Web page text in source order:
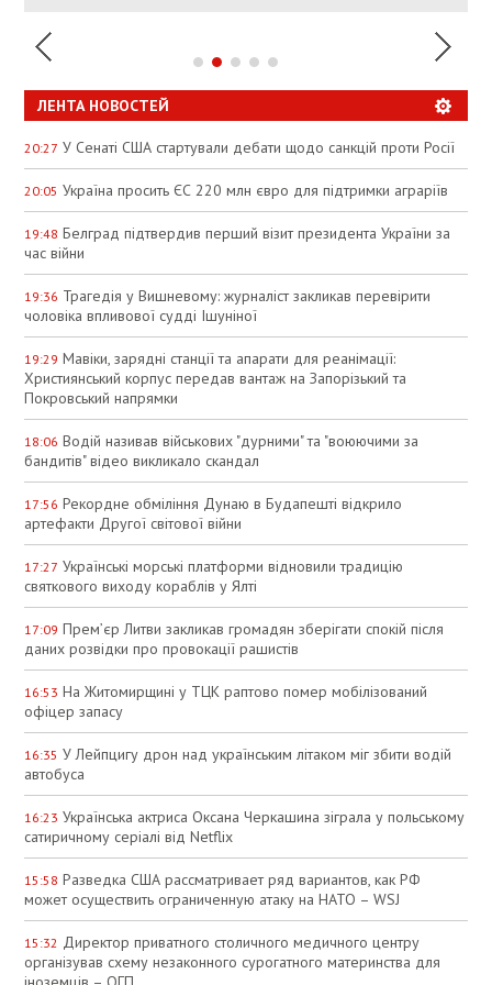
ЛЕНТА НОВОСТЕЙ
20:27 У Сенаті США стартували дебати щодо санкцій проти Росії
20:05 Україна просить ЄС 220 млн євро для підтримки аграріїв
19:48 Белград підтвердив перший візит президента України за
час війни
19:36 Трагедія у Вишневому: журналіст закликав перевірити
чоловіка впливової судді Ішуніної
19:29 Мавіки, зарядні станції та апарати для реанімації:
Християнський корпус передав вантаж на Запорізький та
Покровський напрямки
18:06 Водій називав військових "дурними" та "воюючими за
бандитів" відео викликало скандал
17:56 Рекордне обміління Дунаю в Будапешті відкрило
артефакти Другої світової війни
17:27 Українські морські платформи відновили традицію
святкового виходу кораблів у Ялті
17:09 Прем’єр Литви закликав громадян зберігати спокій після
даних розвідки про провокації рашистів
16:53 На Житомирщині у ТЦК раптово помер мобілізований
офіцер запасу
16:35 У Лейпцигу дрон над українським літаком міг збити водій
автобуса
16:23 Українська актриса Оксана Черкашина зіграла у польському
сатиричному серіалі від Netflix
15:58 Разведка США рассматривает ряд вариантов, как РФ
может осуществить ограниченную атаку на НАТО – WSJ
15:32 Директор приватного столичного медичного центру
організував схему незаконного сурогатного материнства для